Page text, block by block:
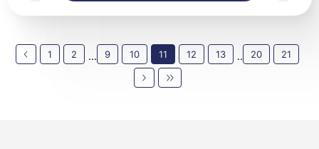
1 2 ... 9 10 11 12 13 .. 20 21